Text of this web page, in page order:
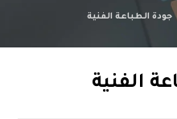
جودة الطباعة الفنية
الفنية